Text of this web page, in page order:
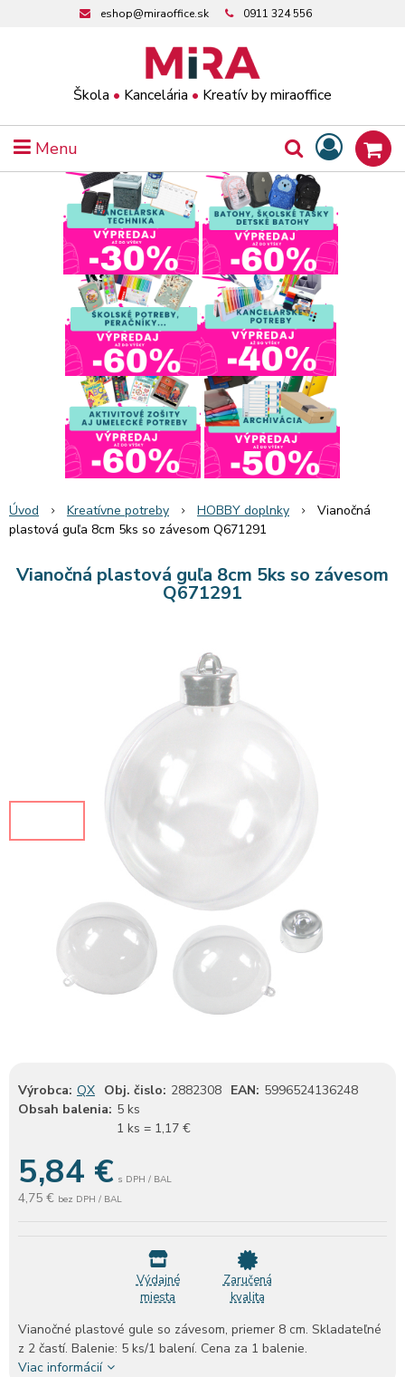
Škola • Kancelária • Kreatív by miraoffice
eshop@miraoffice.sk 0911 324 556
Menu
Úvod Kreatívne potreby HOBBY doplnky
Vianočná
plastová guľa 8cm 5ks so závesom Q671291
Vianočná plastová guľa 8cm 5ks so závesom
Q671291
Výrobca: QX Obj. čislo: 2882308 EAN: 5996524136248
Obsah balenia: 5 ks
1 ks = 1,17 €
5,84 € s DPH / BAL
4,75 € bez DPH / BAL
Výdajné
miesta
Zaručená
kvalita
Vianočné plastové gule so závesom, priemer 8 cm. Skladateľné
z 2 častí. Balenie: 5 ks/1 balení. Cena za 1 balenie.
Viac informácií